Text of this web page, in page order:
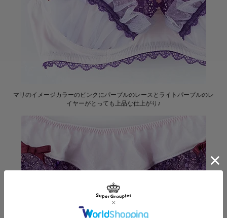
マリのイメージカラーのピンクにパープルのレースとライトパープルのレ
イヤーがとっても上品な仕上がり♪